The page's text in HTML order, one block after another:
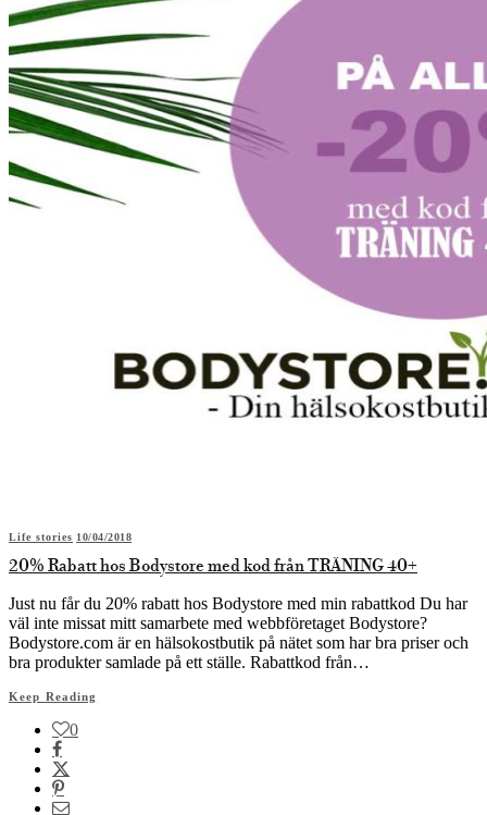
Life stories 10/04/2018
20% Rabatt hos Bodystore med kod från TRÄNING 40+
Just nu får du 20% rabatt hos Bodystore med min rabattkod Du har
väl inte missat mitt samarbete med webbföretaget Bodystore?
Bodystore.com är en hälsokostbutik på nätet som har bra priser och
bra produkter samlade på ett ställe. Rabattkod från…
Keep Reading
0